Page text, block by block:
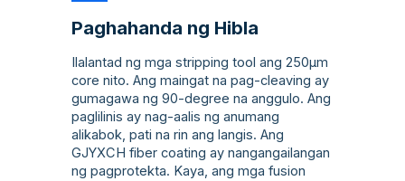
Paghahanda ng Hibla
Ilalantad ng mga stripping tool ang 250µm
core nito. Ang maingat na pag-cleaving ay
gumagawa ng 90-degree na anggulo. Ang
paglilinis ay nag-aalis ng anumang
alikabok, pati na rin ang langis. Ang
GJYXCH fiber coating ay nangangailangan
ng pagprotekta. Kaya, ang mga fusion